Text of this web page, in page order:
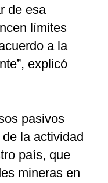
de esa
límites
a la
explicó
pasivos
la actividad
país, que
mineras en